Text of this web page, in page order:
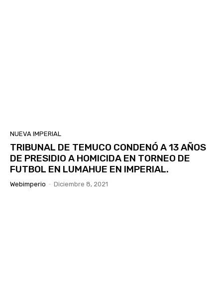
NUEVA IMPERIAL
TRIBUNAL DE TEMUCO CONDENÓ A 13 AÑOS
DE PRESIDIO A HOMICIDA EN TORNEO DE
FUTBOL EN LUMAHUE EN IMPERIAL.
Webimperio - Diciembre 8, 2021